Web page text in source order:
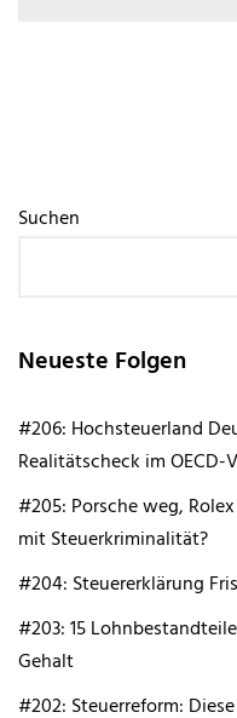
Suchen
Neueste Folgen
#206: Hochsteuerland
Realitätscheck im OECD-
#205: Porsche weg,
mit Steuerkriminalität?
#204: Steuererklärung
#203: 15
Gehalt
#202: Steuerreform: